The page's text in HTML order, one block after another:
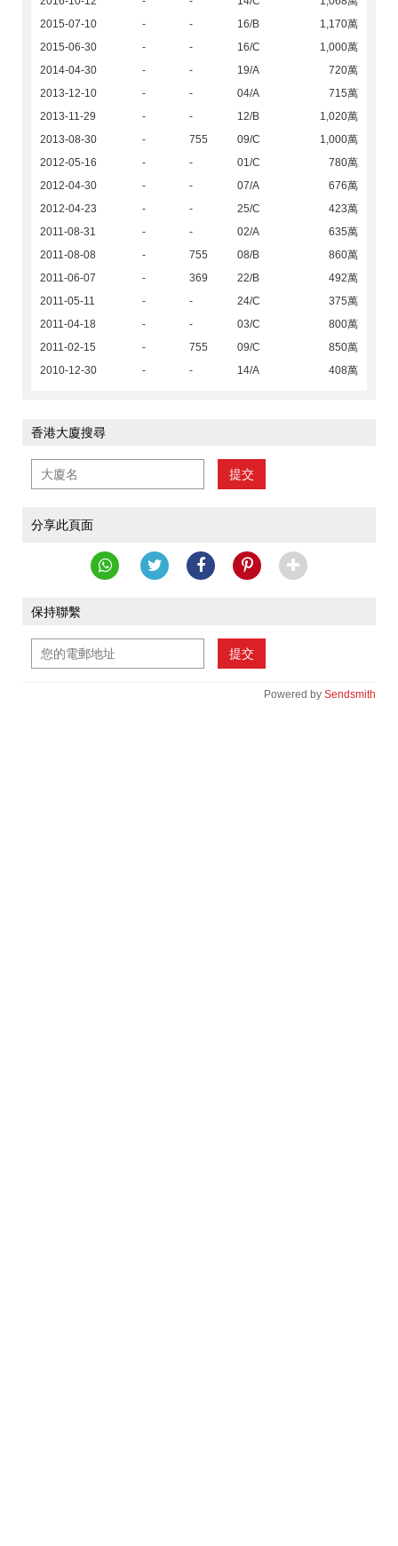
2015-07-10
- - 16/B
1,170萬
2015-06-30
- - 16/C
1,000萬
2014-04-30
- - 19/A
720萬
2013-12-10
- - 04/A
715萬
2013-11-29
- - 12/B
1,020萬
2013-08-30
- 755 09/C
1,000萬
2012-05-16
- - 01/C
780萬
2012-04-30
- - 07/A
676萬
2012-04-23
- - 25/C
423萬
2011-08-31
- - 02/A
635萬
2011-08-08
- 755 08/B
860萬
2011-06-07
- 369 22/B
492萬
2011-05-11
- - 24/C
375萬
2011-04-18
- - 03/C
800萬
2011-02-15
- 755 09/C
850萬
2010-12-30
- - 14/A 408萬
香港大廈搜尋
提交
分享此頁面
保持聯繫
提交
Powered by Sendsmith